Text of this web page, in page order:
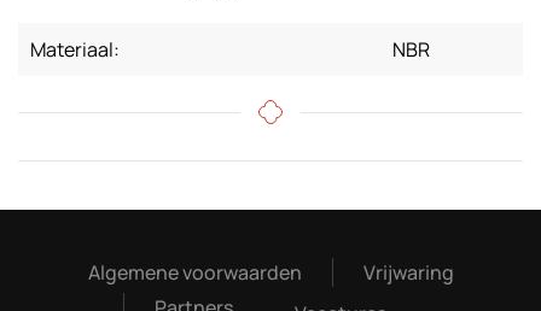
Materiaal: NBR
Algemene voorwaarden
Vrijwaring